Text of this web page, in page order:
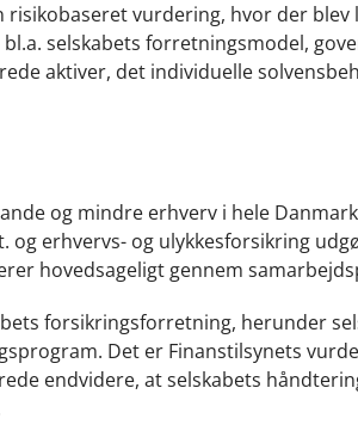
vurdering, hvor der
selskabets forretningsmodel,
aktiver, det individuelle
og mindre erhverv i hele
erhvervs- og ulykkesforsikring
hovedsageligt gennem
forsikringsforretning, herunder
Det er Finanstilsynets
endvidere, at selskabets